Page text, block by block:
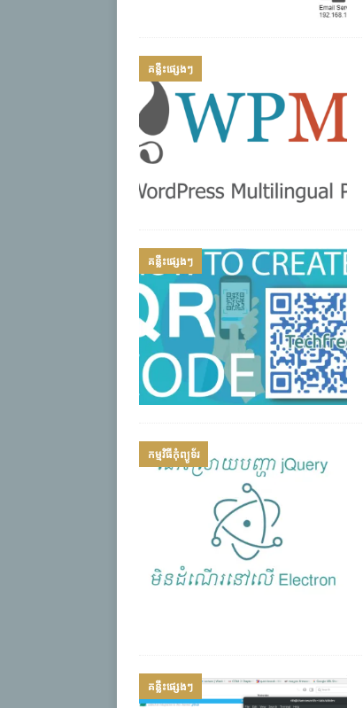
គន្លឹះផ្សេងៗ
គន្លឹះផ្សេងៗ
កម្មវិធីកុំព្យូទ័រ
គន្លឹះផ្សេងៗ